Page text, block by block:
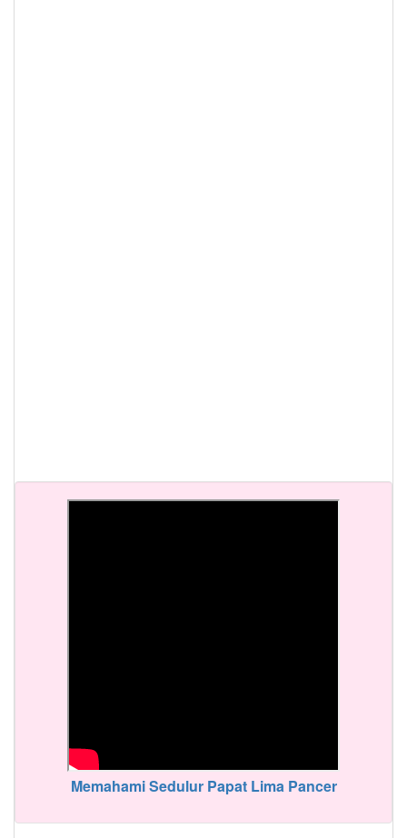
Memahami Sedulur Papat Lima Pancer